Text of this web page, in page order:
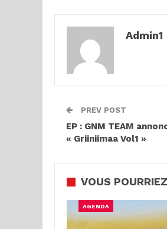
Admin1
PREV POST
EP : GNM TEAM
« Griiniimaa Vol1 »
VOUS
AGENDA